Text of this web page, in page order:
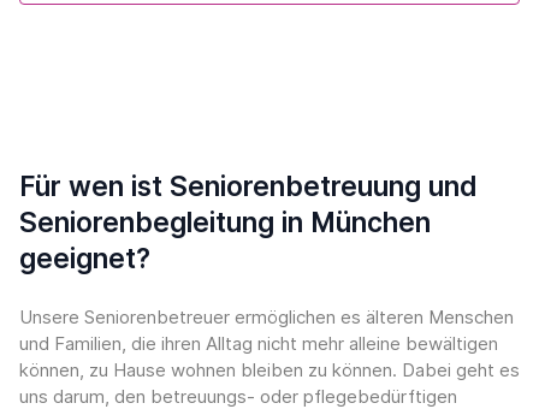
Für wen ist Seniorenbetreuung und
Seniorenbegleitung in München
geeignet?
Unsere Seniorenbetreuer ermöglichen es älteren Menschen
und Familien, die ihren Alltag nicht mehr alleine bewältigen
können, zu Hause wohnen bleiben zu können. Dabei geht es
uns darum, den betreuungs- oder pflegebedürftigen